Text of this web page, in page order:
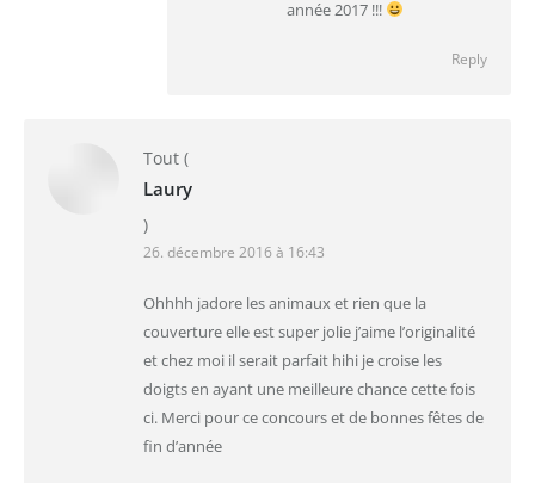
année 2017 !!!
Reply
Tout (
Laury
)
26. décembre 2016 à 16:43
Ohhhh jadore les animaux et rien que la
couverture elle est super jolie j’aime l’originalité
et chez moi il serait parfait hihi je croise les
doigts en ayant une meilleure chance cette fois
ci. Merci pour ce concours et de bonnes fêtes de
fin d’année